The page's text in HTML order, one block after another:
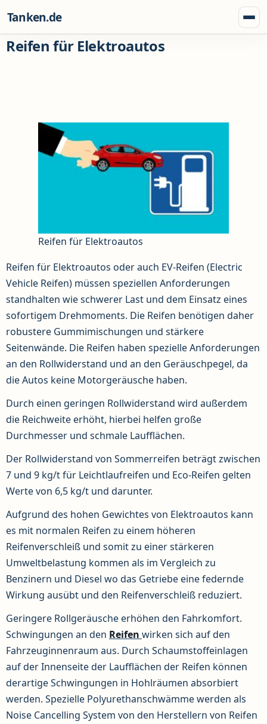
Tanken.de
Reifen für Elektroautos
Reifen für Elektroautos
Reifen für Elektroautos oder auch EV-Reifen (Electric
Vehicle Reifen) müssen speziellen Anforderungen
standhalten wie schwerer Last und dem Einsatz eines
sofortigem Drehmoments. Die Reifen benötigen daher
robustere Gummimischungen und stärkere
Seitenwände. Die Reifen haben spezielle Anforderungen
an den Rollwiderstand und an den Geräuschpegel, da
die Autos keine Motorgeräusche haben.
Durch einen geringen Rollwiderstand wird außerdem
die Reichweite erhöht, hierbei helfen große
Durchmesser und schmale Laufflächen.
Der Rollwiderstand von Sommerreifen beträgt zwischen
7 und 9 kg/t für Leichtlaufreifen und Eco-Reifen gelten
Werte von 6,5 kg/t und darunter.
Aufgrund des hohen Gewichtes von Elektroautos kann
es mit normalen Reifen zu einem höheren
Reifenverschleiß und somit zu einer stärkeren
Umweltbelastung kommen als im Vergleich zu
Benzinern und Diesel wo das Getriebe eine federnde
Wirkung ausübt und den Reifenverschleiß reduziert.
Geringere Rollgeräusche erhöhen den Fahrkomfort.
Schwingungen an den Reifen wirken sich auf den
Fahrzeuginnenraum aus. Durch Schaumstoffeinlagen
auf der Innenseite der Laufflächen der Reifen können
derartige Schwingungen in Hohlräumen absorbiert
werden. Spezielle Polyurethanschwämme werden als
Noise Cancelling System von den Herstellern von Reifen